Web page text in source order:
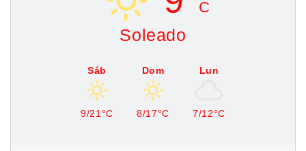
C
Soleado
Sáb
9/21°C
Dom
8/17°C
Lun
7/12°C